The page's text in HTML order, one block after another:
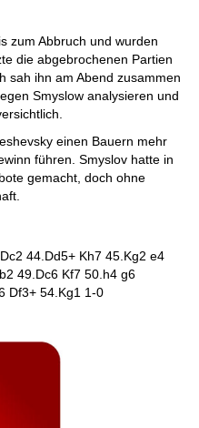
zum Abbruch und wurden
die abgebrochenen Partien
sah ihn am Abend zusammen
Smyslow analysieren und
einen Bauern mehr
führen. Smyslov hatte in
gemacht, doch ohne
44.Dd5+ Kh7 45.Kg2 e4
49.Dc6 Kf7 50.h4 g6
Df3+ 54.Kg1 1-0